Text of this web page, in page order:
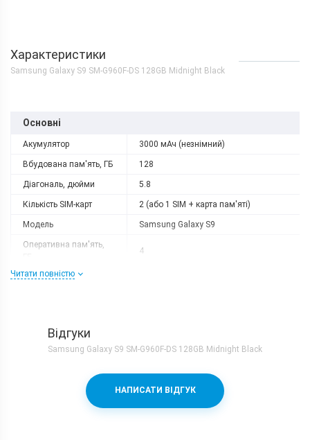
Характеристики
Samsung Galaxy S9 SM-G960F-DS 128GB Midnight Black
Основні
Акумулятор 3000 мАч (незнімний)
Вбудована пам'ять, ГБ 128
Діагональ, дюйми 5.8
Кількість SIM-карт 2 (або 1 SIM + карта пам'яті)
Модель Samsung Galaxy S9
Оперативна пам'ять,
4
Роздільна здатність
Процесор
Samsung Exynos 9810 + Mali-
G72MP18
Читати повністю
Відгуки
Samsung Galaxy S9 SM-G960F-DS 128GB Midnight Black
НАПИСАТИ ВІДГУК